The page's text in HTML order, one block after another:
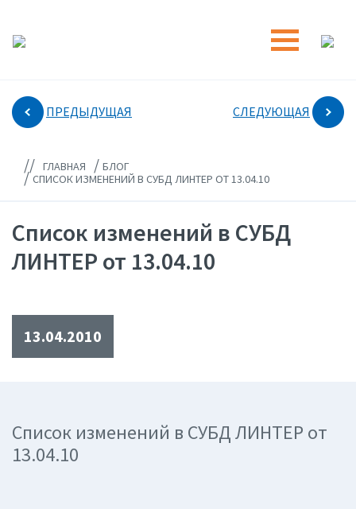
ПРЕДЫДУЩАЯ СЛЕДУЮЩАЯ
// ГЛАВНАЯ / БЛОГ
/СПИСОК ИЗМЕНЕНИЙ В СУБД ЛИНТЕР ОТ 13.04.10
Список изменений в СУБД
ЛИНТЕР от 13.04.10
13.04.2010
Список изменений в СУБД ЛИНТЕР от
13.04.10